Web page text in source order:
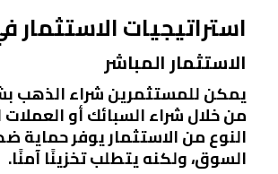
استراتيجيات الاستثمار
الاستثمار المباشر
يمكن للمستثمرين شراء الذهب
من خلال شراء السبائك أو
النوع من الاستثمار يوفر حماية
السوق، ولكنه يتطلب تخزينًا آمنًا.